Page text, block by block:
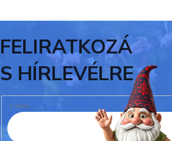
FELIRATKOZÁ
S HÍRLEVÉLRE
E-MAIL